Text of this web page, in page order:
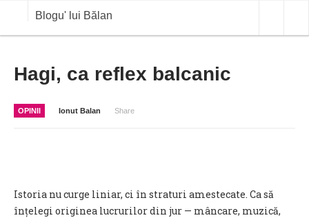
Blogu' lui Bălan
Hagi, ca reflex balcanic
OPINII Ionut Balan Share
Istoria nu curge liniar, ci în straturi amestecate. Ca să
înțelegi originea lucrurilor din jur — mâncare, muzică,